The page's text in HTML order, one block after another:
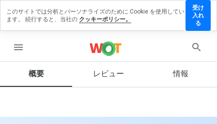
menu
概要 レビュー 情報
ューを残
この
イト
このサイトでは分析とパーソナライズのために Cookie を使用してい
ます。 続行すると、当社の クッキーポリシー。
受け
入れ
る